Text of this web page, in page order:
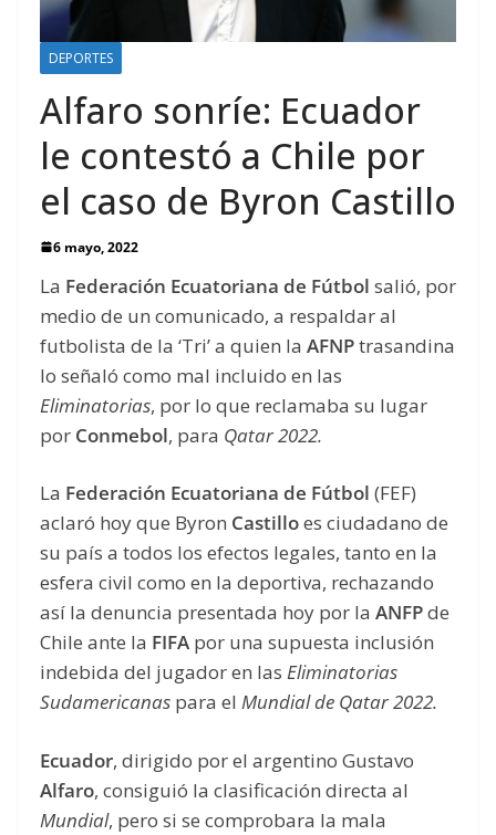
DEPORTES
Alfaro sonríe: Ecuador
le contestó a Chile por
el caso de Byron Castillo
6 mayo, 2022
La Federación Ecuatoriana de Fútbol salió, por
medio de un comunicado, a respaldar al
futbolista de la ‘Tri’ a quien la AFNPtrasandina
lo señaló como mal incluido en las
Eliminatorias, por lo que reclamaba su lugar
por Conmebol, para Qatar 2022.
La Federación Ecuatoriana de Fútbol (FEF)
aclaró hoy que Byron Castilloes ciudadano de
su país a todos los efectos legales, tanto en la
esfera civil como en la deportiva, rechazando
así la denuncia presentada hoy por la ANFPde
Chile ante la FIFA por una supuesta inclusión
indebida del jugador en las Eliminatorias
Sudamericanas para el Mundial de Qatar 2022.
Ecuador, dirigido por el argentino Gustavo
Alfaro, consiguió la clasificación directa al
Mundial, pero si se comprobara la mala